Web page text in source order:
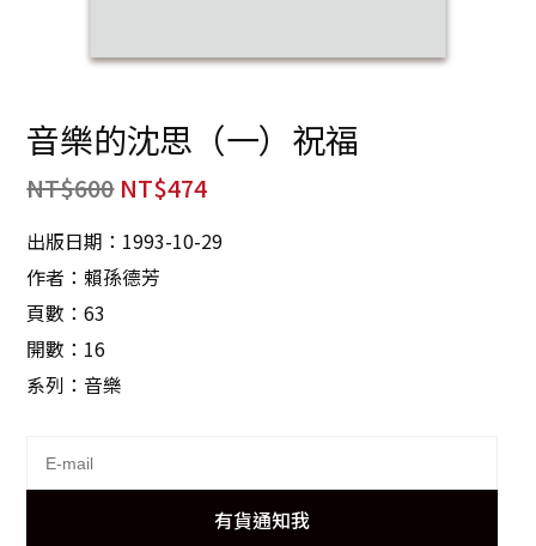
音樂的沈思（一）祝福
NT$600 NT$474
出版日期：1993-10-29
作者：賴孫德芳
頁數：63
開數：16
系列：音樂
有貨通知我